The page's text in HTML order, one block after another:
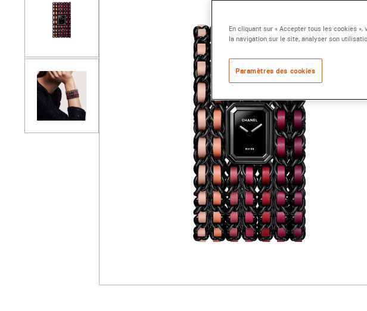
En cliquant sur « Accepter tous les cookies
la navigation sur le site, analyser son
Paramètres des cookies